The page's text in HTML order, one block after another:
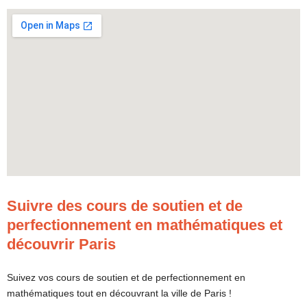
Suivre des cours de soutien et de
perfectionnement en mathématiques et
découvrir Paris
Suivez vos cours de soutien et de perfectionnement en
mathématiques tout en découvrant la ville de Paris !